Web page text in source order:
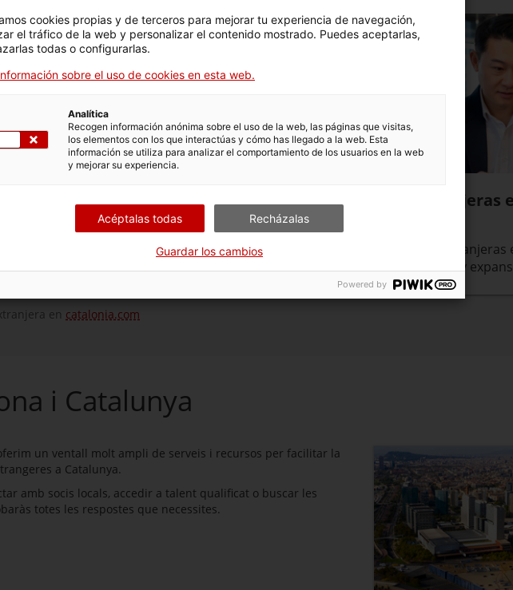
tu empresa con la ayuda
Apoyo para empresas extranjeras
Cataluña
ACCIÓ ofrece soporte a empresas extranjeras
Cataluña para facilitar su crecimiento y
en catalonia.com
i Catalunya
un ventall molt ampli de serveis i recursos per facilitar la
a Catalunya.
amb socis locals, accedir a talent qualificat o buscar les
totes les respostes que necessites.
cookies propias y de terceros para mejorar tu experiencia de navegación,
el tráfico de la web y personalizar el contenido mostrado. Puedes aceptarlas,
todas o configurarlas.
sobre el uso de cookies en esta web.
Analítica
Recogen información anónima sobre el uso de la web, las páginas que visitas,
los elementos con los que interactúas y cómo has llegado a la web. Esta
información se utiliza para analizar el comportamiento de los usuarios en la web
y mejorar su experiencia.
Acéptalas todas Recházalas
Guardar los cambios
Powered by